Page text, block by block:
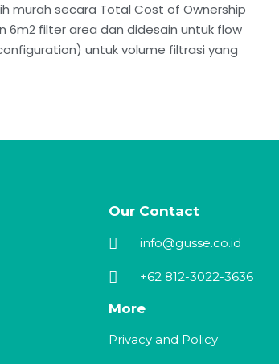
murah secara Total Cost of Ownership
6m2 filter area dan didesain untuk flow
untuk volume filtrasi yang
Our Contact
info@gusse.co.id
+62 812-3022-3636
More
Privacy and Policy